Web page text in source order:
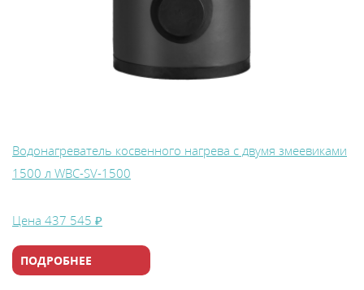
Водонагреватель косвенного нагрева с двумя змеевиками
1500 л WBС-SV-1500
Цена 437 545 ₽
ПОДРОБНЕЕ